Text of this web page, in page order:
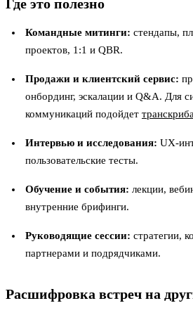
Где это полезно
Командные митинги: стендапы,
проектов, 1:1 и QBR.
Продажи и клиентский сервис:
онбординг, эскалации и Q&A. Для
коммуникаций подойдет
Интервью и исследования: UX-
пользовательские тесты.
Обучение и события: лекции,
внутренние брифинги.
Руководящие сессии: стратегии,
партнерами и подрядчиками.
Расшифровка встреч на